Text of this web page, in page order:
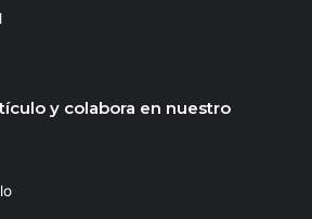
y colabora en nuestro